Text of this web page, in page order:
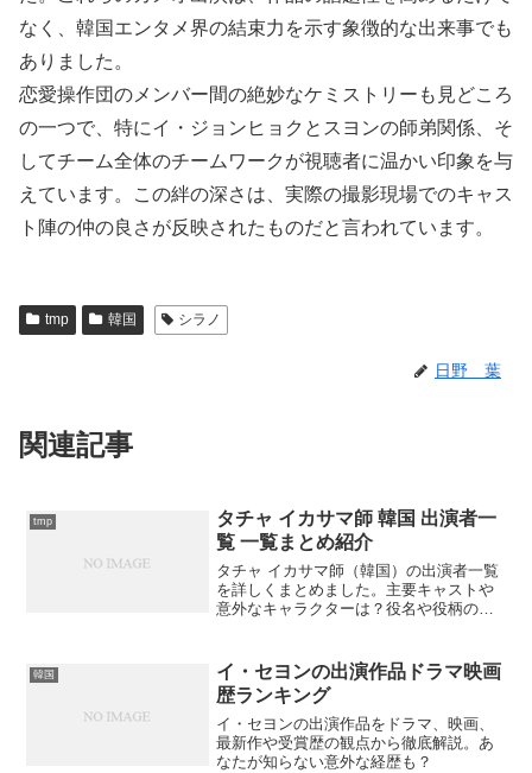
なく、韓国エンタメ界の結束力を示す象徴的な出来事でも
ありました。
恋愛操作団のメンバー間の絶妙なケミストリーも見どころ
の一つで、特にイ・ジョンヒョクとスヨンの師弟関係、そ
してチーム全体のチームワークが視聴者に温かい印象を与
えています。この絆の深さは、実際の撮影現場でのキャス
ト陣の仲の良さが反映されたものだと言われています。
tmp 韓国 シラノ
日野 葉
関連記事
tmp
タチャ イカサマ師 韓国 出演者一
覧 一覧まとめ紹介
タチャ イカサマ師（韓国）の出演者一覧
を詳しくまとめました。主要キャストや
意外なキャラクターは？役名や役柄の特
韓国
イ・セヨンの出演作品ドラマ映画
歴ランキング
イ・セヨンの出演作品をドラマ、映画、
最新作や受賞歴の観点から徹底解説。あ
なたが知らない意外な経歴も？